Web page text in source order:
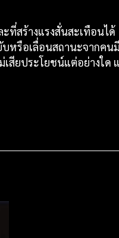
ที่สร้างแรงสั่นสะเทือนได้
หรือเลื่อนสถานะจากคนมี
สียประโยชน์แต่อย่างใด